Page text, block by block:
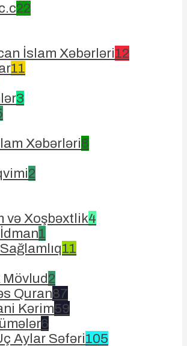
22
İslam Xəbərləri12
11
3
Xəbərləri8
2
və Xoşbəxtlik4
1
11
2
Quran87
Kərim59
6
Aylar Səfəri105